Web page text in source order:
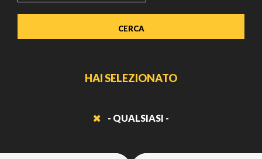
HAI SELEZIONATO
- QUALSIASI -